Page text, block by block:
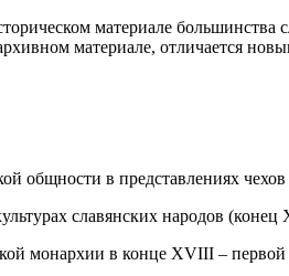
материале
материале, отличается
общности в представлениях
славянских народов
монархии в конце XVIII –